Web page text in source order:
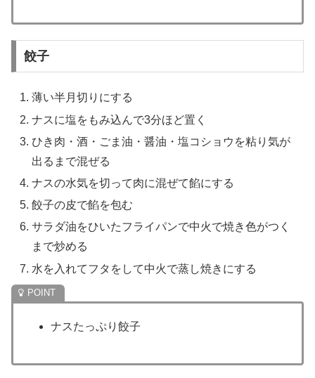
餃子
薄い半月切りにする
ナスに塩をもみ込んで3分ほど置く
ひき肉・酒・ごま油・醤油・塩コショウを粘り気が
出るまで混ぜる
ナスの水気を切って肉に混ぜて餡にする
餃子の皮で餡を包む
サラダ油をひいたフライパンで中火で焼き色がつく
まで炒める
水を入れてフタをして中火で蒸し焼きにする
ナスたっぷり餃子